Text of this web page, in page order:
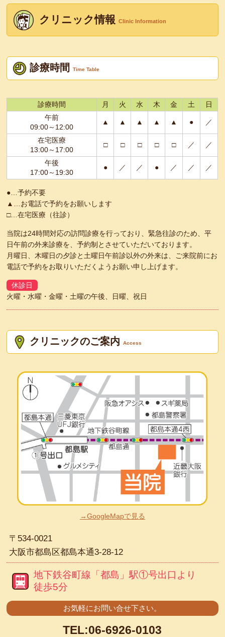
クリニック情報Clinic Information
診療時間Time Table
診療時間 月 火 水 木 金 土
日
午前
09:00～12:00
▲ ▲ ▲ ▲ ▲ ● ／
在宅医療
13:00～17:00
□ □ □ □ □ ／ ／
午後
17:00～19:30
● ／ ／ ● ／ ／ ／
●…予約不要
▲…お電話で予約をお願いします
□…在宅医療（往診）
当院は24時間対応の訪問診療を行っており、緊急往診のため、平
日午前の外来診療を、予約制とさせていただいております。
月曜日、木曜日の夕診と土曜日午前診以外の外来は、ご来院前にお
電話で予約をお取りいただくようお願い申し上げます。
休診日
火曜・水曜・金曜・土曜の午後、日曜、祝日
クリニックのご案内Access
→GoogleMapで見る
〒534-0021
大阪市都島区都島本通3-28-12
地下鉄谷町線「都島」駅①号出口より
徒歩5分
お気軽にお問い合せ下さい。
TEL:06-6926-0103